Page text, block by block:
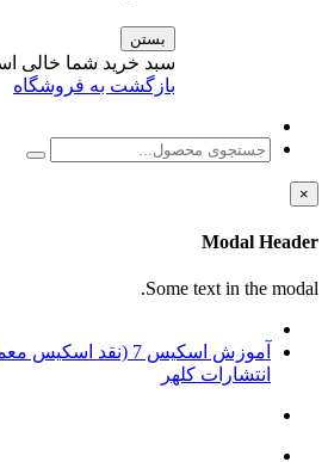
بستن
سبد خرید شما خالی
بازگشت به فروشگاه
×
Modal Header
Some text in the modal.
آموزش اسکیس 7 (نقد
انتشارات کلهر